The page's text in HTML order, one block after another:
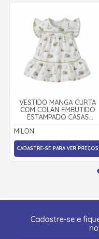
VESTIDO MANGA CURTA
COM COLAN EMBUTIDO
ESTAMPADO CASAS
2001834 - MILON
MILON
CADASTRE-SE PARA VER PREÇOS
Cadastre-se e